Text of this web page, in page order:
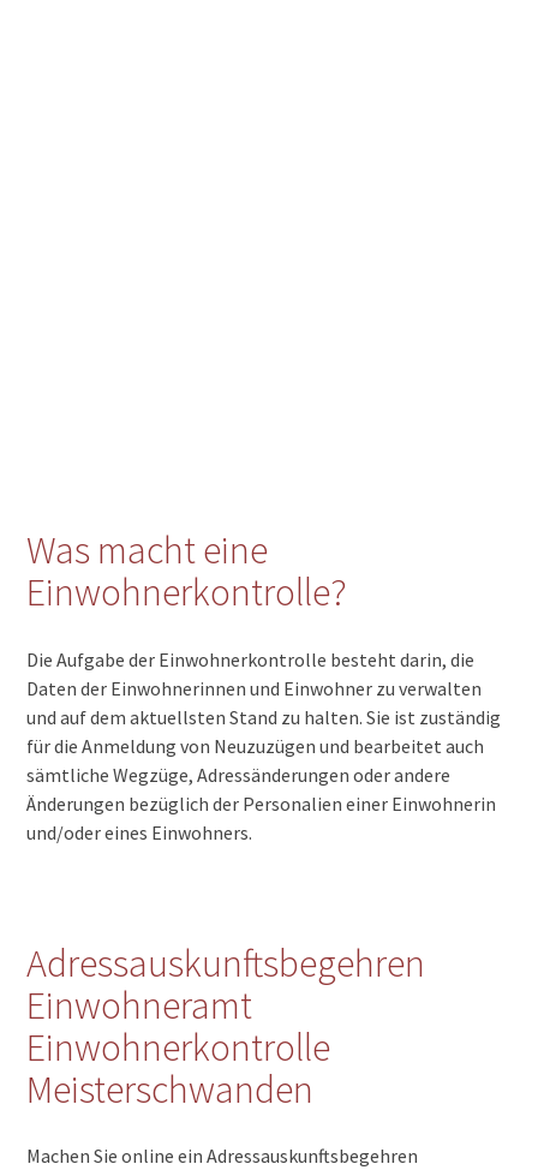
Was macht eine
Einwohnerkontrolle?
Die Aufgabe der Einwohnerkontrolle besteht darin, die
Daten der Einwohnerinnen und Einwohner zu verwalten
und auf dem aktuellsten Stand zu halten. Sie ist zuständig
für die Anmeldung von Neuzuzügen und bearbeitet auch
sämtliche Wegzüge, Adressänderungen oder andere
Änderungen bezüglich der Personalien einer Einwohnerin
und/oder eines Einwohners.
Adressauskunftsbegehren
Einwohneramt
Einwohnerkontrolle
Meisterschwanden
Machen Sie online ein Adressauskunftsbegehren